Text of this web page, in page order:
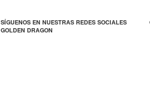
SÍGUENOS EN NUESTRAS REDES SOCIALES
GOLDEN DRAGON